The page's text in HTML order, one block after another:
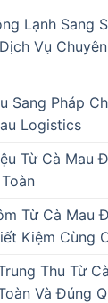
Lạnh Sang
Vụ
Sang Pháp
Logistics
Từ Cà Mau
Từ Cà Mau
Kiệm Cùng
Thu Từ
Và Đúng